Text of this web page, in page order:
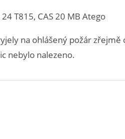
24 T815, CAS 20 MB Atego
na ohlášený požár zřejmě
nebylo nalezeno.